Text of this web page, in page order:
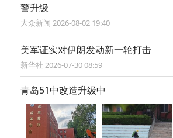
警升级
大众新闻 2026-08-02 19:40
美军证实对伊朗发动新一轮打击
新华社 2026-07-30 08:59
青岛51中改造升级中